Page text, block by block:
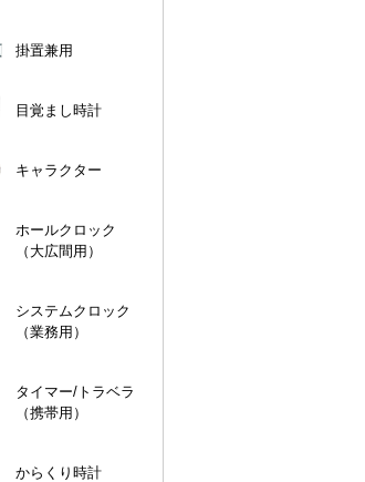
掛置兼用
目覚まし時計
キャラクター
ホールクロック
（大広間用）
システムクロック
（業務用）
タイマー/トラベラ
（携帯用）
からくり時計